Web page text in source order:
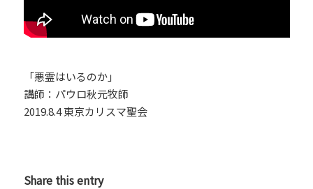
「悪霊はいるのか」
講師：パウロ秋元牧師
2019.8.4 東京カリスマ聖会
Share this entry